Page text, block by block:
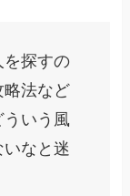
を探すの
略法など
ういう風
なと迷